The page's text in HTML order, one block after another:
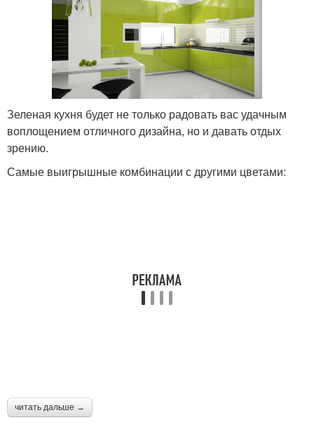
Зеленая кухня будет не только радовать вас удачным
воплощением отличного дизайна, но и давать отдых
зрению.
Самые выигрышные комбинации с другими цветами:
читать дальше →